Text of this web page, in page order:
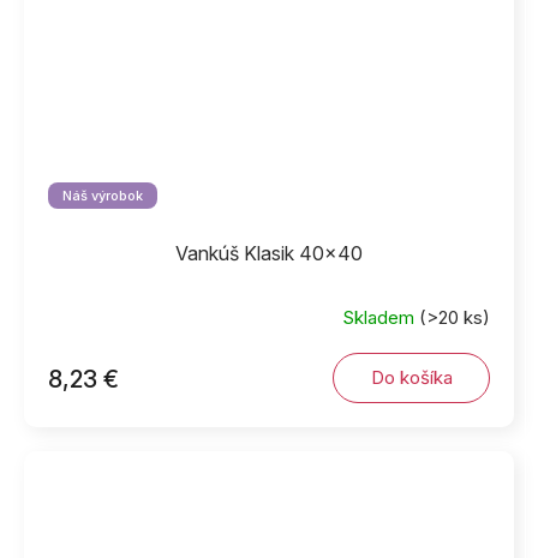
Náš výrobok
Vankúš Klasik 40x40
Skladem (>20 ks)
8,23 € Do košíka